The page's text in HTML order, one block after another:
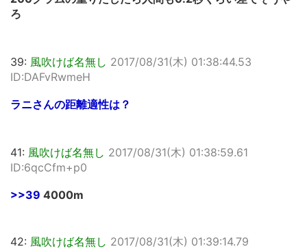
ろ
39: 風吹けば名無し 2017/08/31(木) 01:38:44.53
ID:DAFvRwmeH
ラニさんの距離適性は？
41: 風吹けば名無し 2017/08/31(木) 01:38:59.61
ID:6qcCfm+p0
>>39 4000m
42: 風吹けば名無し 2017/08/31(木) 01:39:14.79